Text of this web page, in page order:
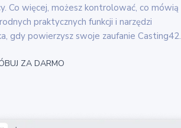
Co więcej, możesz kontrolować, co mówią
praktycznych funkcji i narzędzi
gdy powierzysz swoje zaufanie Casting42.
ZA DARMO